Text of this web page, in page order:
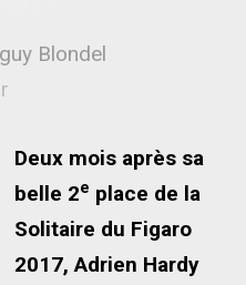
Blondel
Deux mois après sa
belle 2e place de la
Solitaire du Figaro
2017, Adrien Hardy